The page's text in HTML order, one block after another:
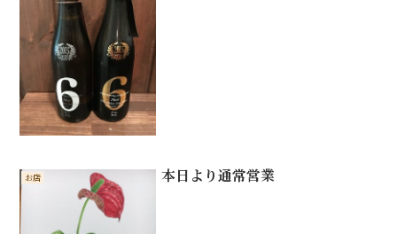
お店 本日より通常営業